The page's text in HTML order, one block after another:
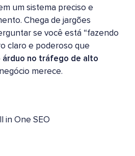
um sistema preciso e
Chega de jargões
se você está “fazendo
claro e poderoso que
no tráfego de alto
merece.
in One SEO